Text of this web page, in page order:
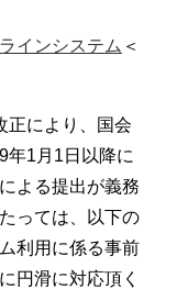
インシステム ＜
正により、国会
年1月1日以降に
よる提出が義務
っては、以下の
利用に係る事前
円滑に対応頂く